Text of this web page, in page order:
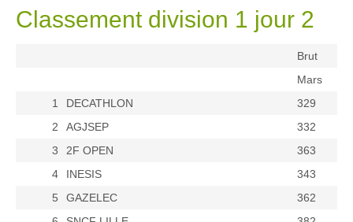
Classement division 1 jour 2
Brut
Mars
1
DECATHLON
329
2
AGJSEP
332
3
2F OPEN
363
4
INESIS
343
5
GAZELEC
362